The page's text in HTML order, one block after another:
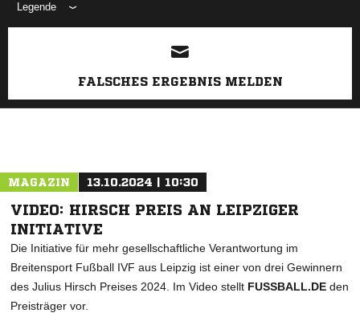
Legende
ANZEIGE
FALSCHES ERGEBNIS MELDEN
MAGAZIN 13.10.2024 | 10:30
VIDEO: HIRSCH PREIS AN LEIPZIGER
INITIATIVE
Die Initiative für mehr gesellschaftliche Verantwortung im
Breitensport Fußball IVF aus Leipzig ist einer von drei Gewinnern
des Julius Hirsch Preises 2024. Im Video stellt FUSSBALL.DE den
Preisträger vor.